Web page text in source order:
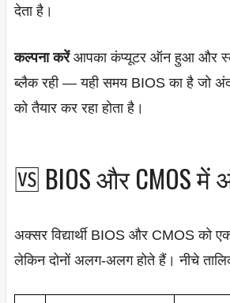
देता है।
कल्पना करेंआपका कंप्यूटर ऑन हुआ और
ब्लैक रही — यही समय BIOS का है जो
को तैयार कर रहा होता है।
🆚 BIOS और CMOS में
अक्सर विद्यार्थी BIOS और CMOS को
लेकिन दोनों अलग-अलग होते हैं। नीचे